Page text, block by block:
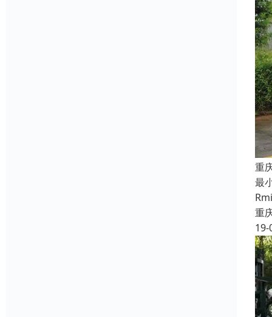
重
最
重
19-